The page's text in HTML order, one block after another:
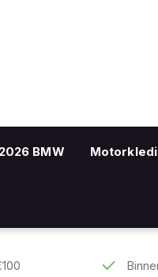
BMW